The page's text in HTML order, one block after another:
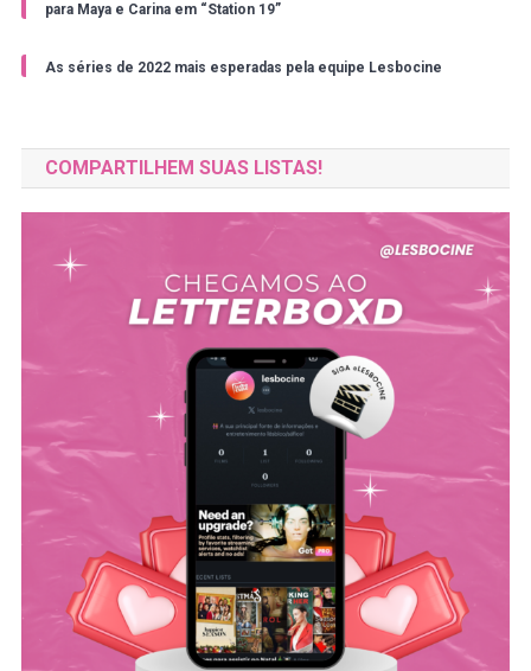
para Maya e Carina em “Station 19”
As séries de 2022 mais esperadas pela equipe Lesbocine
COMPARTILHEM SUAS LISTAS!